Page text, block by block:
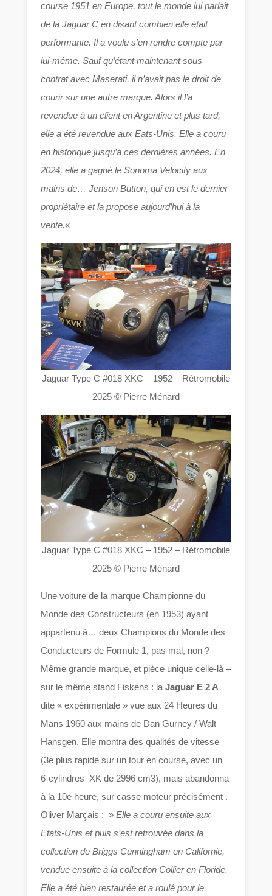
course 1951 en Europe, tout le monde lui parlait
de la Jaguar C en disant combien elle était
performante. Il a voulu s’en rendre compte par
lui-même. Sauf qu’étant maintenant sous
contrat avec Maserati, il n’avait pas le droit de
courir sur une autre marque. Alors il l’a
revendue à un client en Argentine et plus tard,
elle a été revendue aux Eats-Unis. Elle a couru
en historique jusqu’à ces dernières années. En
2024, elle a gagné le Sonoma Velocity aux
mains de… Jenson Button, qui en est le dernier
propriétaire et la propose aujourd’hui à la
vente.«
Jaguar Type C #018 XKC – 1952 – Rétromobile
2025 © Pierre Ménard
Jaguar Type C #018 XKC – 1952 – Rétromobile
2025 © Pierre Ménard
Une voiture de la marque Championne du
Monde des Constructeurs (en 1953) ayant
appartenu à… deux Champions du Monde des
Conducteurs de Formule 1, pas mal, non ?
Même grande marque, et pièce unique celle-là –
sur le même stand Fiskens : laJaguar E 2 A
dite « expérimentale » vue aux 24 Heures du
Mans 1960 aux mains de Dan Gurney / Walt
Hansgen. Elle montra des qualités de vitesse
(3e plus rapide sur un tour en course, avec un
6-cylindres XK de 2996 cm3), mais abandonna
à la 10e heure, sur casse moteur précisément .
Oliver Marçais : »Elle a couru ensuite aux
Etats-Unis et puis s’est retrouvée dans la
collection de Briggs Cunningham en Californie,
vendue ensuite à la collection Collier en Floride.
Elle a été bien restaurée et a roulé pour le